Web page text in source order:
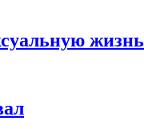
жизнь